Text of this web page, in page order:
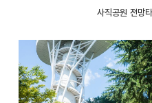
사직공원 전망